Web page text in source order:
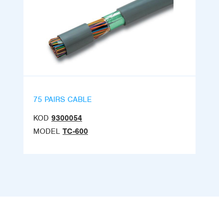
75 PAIRS CABLE
KOD 9300054
MODEL TC-600